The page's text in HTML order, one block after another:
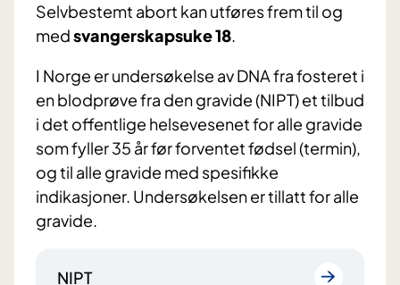
Selvbestemt abort kan utføres frem til og
medsvangerskapsuke 18.
I Norge er undersøkelse av DNA fra fosteret i
en blodprøve fra den gravide (NIPT) et tilbud
i det offentlige helsevesenet for alle gravide
som fyller 35 år før forventet fødsel (termin),
og til alle gravide med spesifikke
indikasjoner. Undersøkelsen er tillatt for alle
gravide.
NIPT